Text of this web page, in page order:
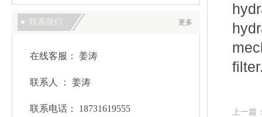
联系我们 更多
在线客服： 姜涛
联系人 ： 姜涛
联系电话： 18731619555
上一篇